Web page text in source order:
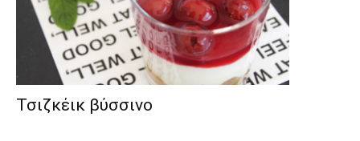
Τσιζκέικ βύσσινο